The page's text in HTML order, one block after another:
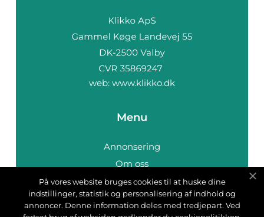
web: www.klikko.dk
Menu
Annonsering
Om oss
Cookies
Kontakta oss
Sitemap
På vores website bruges cookies til at huske dine
indstillinger, statistik og personalisering af indhold og
annoncer. Denne information deles med tredjepart. Ved